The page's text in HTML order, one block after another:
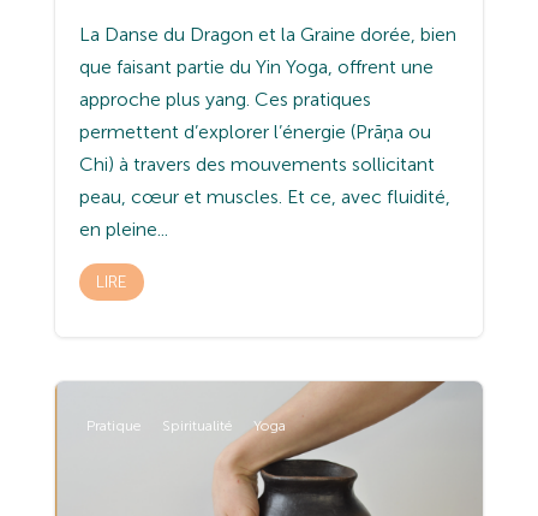
La Danse du Dragon et la Graine dorée, bien
que faisant partie du Yin Yoga, offrent une
approche plus yang. Ces pratiques
permettent d’explorer l’énergie (Prāņa ou
Chi) à travers des mouvements sollicitant
peau, cœur et muscles. Et ce, avec fluidité,
en pleine...
LIRE
Pratique Spiritualité Yoga